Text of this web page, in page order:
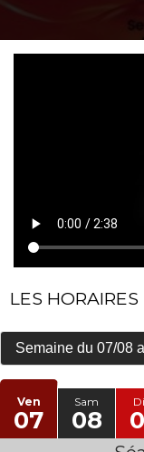
LES HORAIRES
Ven
07
Sam
08